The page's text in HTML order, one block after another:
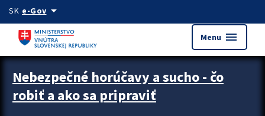
Preskocit na hlavný obsah
SK e-Govarrow_drop_down
Menu menu
Zastavit automatický posun upútavok
Nebezpečné horúčavy a sucho - čo
robiť a ako sa pripraviť